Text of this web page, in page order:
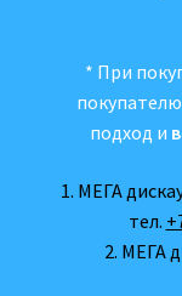
* При
подход и
1. МЕГА
тел.
2. МЕГА